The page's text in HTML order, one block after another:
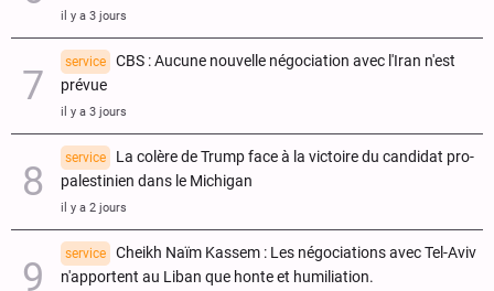
il y a 3 jours
service
CBS : Aucune nouvelle négociation avec l'Iran n'est
prévue
il y a 3 jours
service
La colère de Trump face à la victoire du candidat pro-
palestinien dans le Michigan
il y a 2 jours
service
Cheikh Naïm Kassem : Les négociations avec Tel-Aviv
n'apportent au Liban que honte et humiliation.